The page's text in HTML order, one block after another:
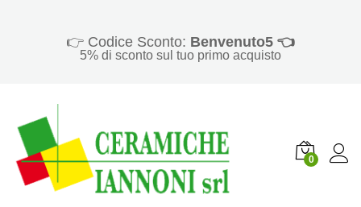
👉 Codice Sconto: Benvenuto5 👈
5% di sconto sul tuo primo acquisto
0